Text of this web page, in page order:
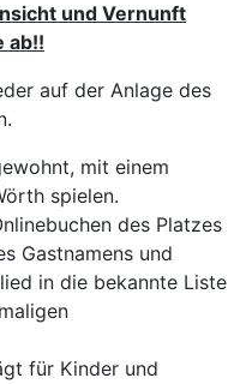
und Vernunft
ab!!
auf der Anlage des
mit einem
spielen.
des Platzes
Gastnamens und
in die bekannte Liste
für Kinder und